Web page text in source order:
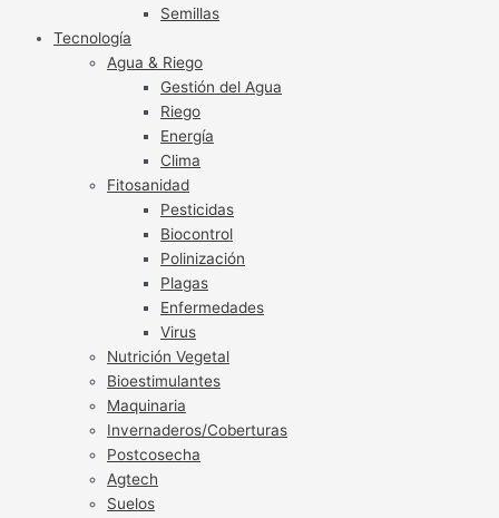
Semillas
Tecnología
Agua & Riego
Gestión del Agua
Riego
Energía
Clima
Fitosanidad
Pesticidas
Biocontrol
Polinización
Plagas
Enfermedades
Virus
Nutrición Vegetal
Bioestimulantes
Maquinaria
Invernaderos/Coberturas
Postcosecha
Agtech
Suelos